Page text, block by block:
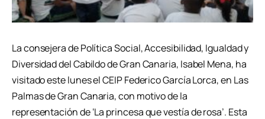
La consejera de Política Social, Accesibilidad, Igualdad y
Diversidad del Cabildo de Gran Canaria, Isabel Mena, ha
visitado este lunes el CEIP Federico García Lorca, en Las
Palmas de Gran Canaria, con motivo de la
representación de ‘La princesa que vestía de rosa’. Esta